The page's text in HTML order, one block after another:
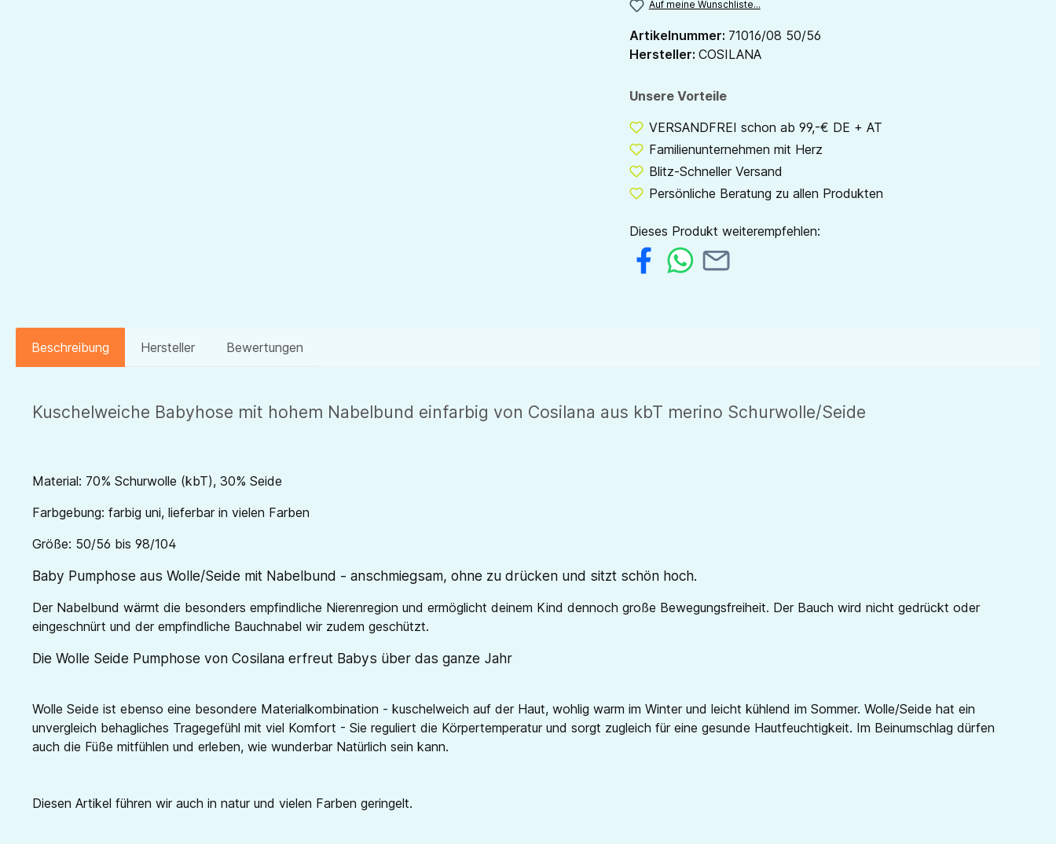
Auf meine Wunschliste...
Artikelnummer: 71016/08 50/56
Hersteller: COSILANA
Unsere Vorteile
VERSANDFREI schon ab 99,-€ DE + AT
Familienunternehmen mit Herz
Blitz-Schneller Versand
Persönliche Beratung zu allen Produkten
Dieses Produkt weiterempfehlen:
Beschreibung Hersteller Bewertungen
Kuschelweiche Babyhose mit hohem Nabelbund einfarbig von Cosilana aus kbT merino Schurwolle/Seide
Material: 70% Schurwolle (kbT), 30% Seide
Farbgebung: farbig uni, lieferbar in vielen Farben
Größe: 50/56 bis 98/104
Baby Pumphose aus Wolle/Seide mit Nabelbund - anschmiegsam, ohne zu drücken und sitzt schön hoch.
Der Nabelbund wärmt die besonders empfindliche Nierenregion und ermöglicht deinem Kind dennoch große Bewegungsfreiheit. Der Bauch wird nicht gedrückt oder
eingeschnürt und der empfindliche Bauchnabel wir zudem geschützt.
Die Wolle Seide Pumphose von Cosilana erfreut Babys über das ganze Jahr
Wolle Seide ist ebenso eine besondere Materialkombination - kuschelweich auf der Haut, wohlig warm im Winter und leicht kühlend im Sommer. Wolle/Seide hat ein
unvergleich behagliches Tragegefühl mit viel Komfort - Sie reguliert die Körpertemperatur und sorgt zugleich für eine gesunde Hautfeuchtigkeit. Im Beinumschlag dürfen
auch die Füße mitfühlen und erleben, wie wunderbar Natürlich sein kann.
Diesen Artikel führen wir auch in natur und vielen Farben geringelt.